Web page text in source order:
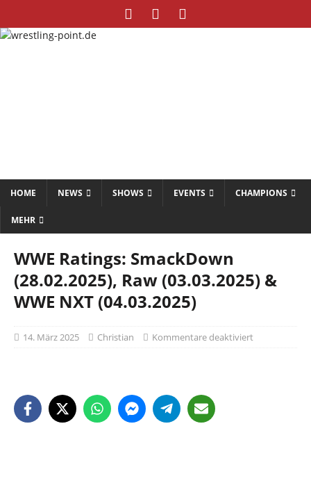
HOME NEWS SHOWS EVENTS CHAMPIONS
MEHR
WWE Ratings: SmackDown
(28.02.2025), Raw (03.03.2025) &
WWE NXT (04.03.2025)
14. März 2025 Christian Kommentare deaktiviert